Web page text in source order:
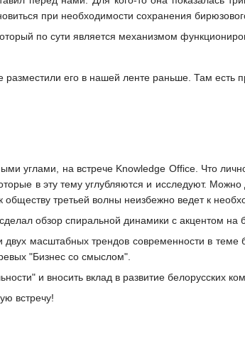
при необходимости сохранения
по сути является механизмом
его в нашей ленте раньше. Там есть
углами, на встрече Knowledge Office. Что
в эту тему углубляются и исследуют.
третьей волны неизбежно ведет к
обзор спиральной динамики с акцентом
двух масштабных трендов современности в
"Бизнес со смыслом".
и вносить вклад в развитие белорусских
встречу!